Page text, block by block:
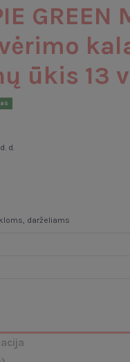
GREEN
ūkis 13
d.
darželiams